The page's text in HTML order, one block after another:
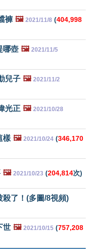
褲 🖼️ 2021/11/8 (404,998
哪壺 🖼️ 2021/11/5
兒子 🖼️ 2021/11/2
光正 🖼️ 2021/10/28
樣 🖼️ 2021/10/24 (346,170
🖼️ 2021/10/23 (204,814次)
殺了！(多圖/8視頻)
世 🖼️ 2021/10/15 (757,208